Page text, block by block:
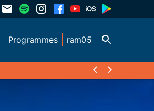
Programmes ram05